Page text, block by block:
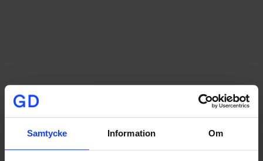
Samtycke Information Om